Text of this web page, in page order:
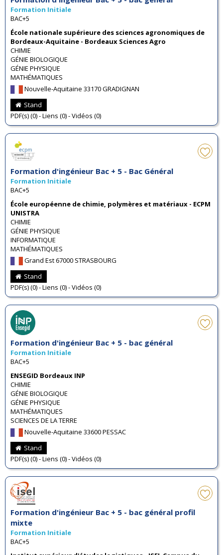
Formation Initiale
BAC+5
École nationale supérieure des sciences agronomiques de
Bordeaux-Aquitaine - Bordeaux Sciences Agro
CHIMIE
GÉNIE BIOLOGIQUE
GÉNIE PHYSIQUE
MATHÉMATIQUES
Nouvelle-Aquitaine 33170 GRADIGNAN
Stand
PDF(s) (0) - Liens (0) - Vidéos (0)
Formation d'ingénieur Bac + 5 - Bac Général
Formation Initiale
BAC+5
École européenne de chimie, polymères et matériaux - ECPM
UNISTRA
CHIMIE
GÉNIE PHYSIQUE
INFORMATIQUE
MATHÉMATIQUES
Grand Est 67000 STRASBOURG
Stand
PDF(s) (0) - Liens (0) - Vidéos (0)
Formation d'ingénieur Bac + 5 - bac général
Formation Initiale
BAC+5
ENSEGID Bordeaux INP
CHIMIE
GÉNIE BIOLOGIQUE
GÉNIE PHYSIQUE
MATHÉMATIQUES
SCIENCES DE LA TERRE
Nouvelle-Aquitaine 33600 PESSAC
Stand
PDF(s) (0) - Liens (0) - Vidéos (0)
Formation d'ingénieur Bac + 5 - bac général profil
mixte
Formation Initiale
BAC+5